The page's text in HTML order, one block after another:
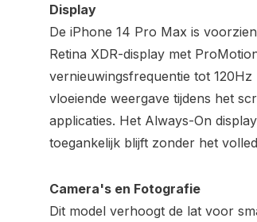
Display
De iPhone 14 Pro Max is
Retina XDR-display met
vernieuwingsfrequentie tot
vloeiende weergave tijdens het
applicaties. Het Always-On
toegankelijk blijft zonder het
Camera's en Fotografie
Dit model verhoogt de lat voor